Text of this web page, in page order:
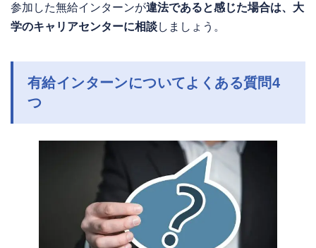
参加した無給インターンが違法であると感じた場合は、大
学のキャリアセンターに相談しましょう。
有給インターンについてよくある質問4
つ